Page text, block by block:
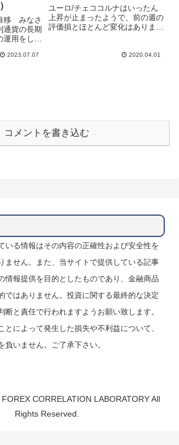
移 みなさ
通貨の長期
運用をして
対ユーロで
ったん
2023.07.07
ユーロ/チェココルナはいったん
上昇が止まったようで、前の週の
評価損とほとんど変化はありませ
ナ安が進む可能性もあります。一
2020.04.01
コメントを書き込む
いる情報はその内容の正確性および安全性を
ません。また、当サイトで提供している記事
情報提供を目的としたものであり、金融商品
ではありません。投資に関する最終的な決定
断と責任で行われますようお願い致します。
とによって発生した損失や不利益について、
負いません。ご了承下さい。
CORRELATION LABORATORY All
Rights Reserved.